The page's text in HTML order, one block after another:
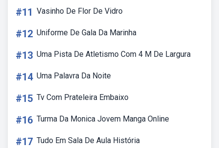
#11 Vasinho De Flor De Vidro
#12 Uniforme De Gala Da Marinha
#13 Uma Pista De Atletismo Com 4 M De Largura
#14 Uma Palavra Da Noite
#15 Tv Com Prateleira Embaixo
#16 Turma Da Monica Jovem Manga Online
#17 Tudo Em Sala De Aula História